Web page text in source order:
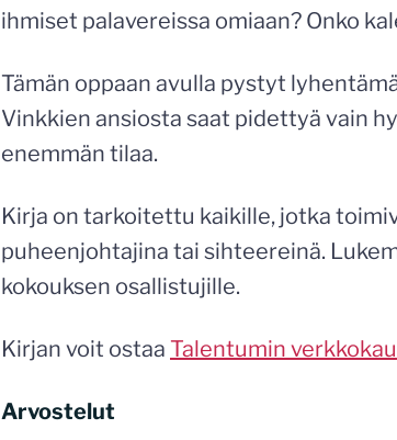
ihmiset palavereissa omiaan? Onko
Tämän oppaan avulla pystyt
Vinkkien ansiosta saat pidettyä vain
enemmän tilaa.
Kirja on tarkoitettu kaikille, jotka
puheenjohtajina tai sihteereinä.
kokouksen osallistujille.
Kirjan voit ostaa Talentumin
Arvostelut